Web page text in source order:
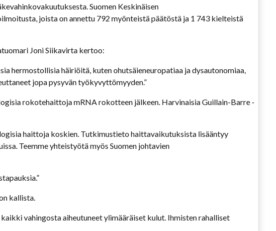
Suomen Keskinäisen
joista on annettu 792 myönteistä päätöstä ja 1 743 kielteistä
Joni Siikavirta kertoo:
hermostollisia häiriöitä, kuten ohutsäieneuropatiaa ja dysautonomiaa,
jopa pysyvän työkyvyttömyyden.”
rokotehaittoja mRNA rokotteen jälkeen. Harvinaisia Guillain-Barre -
haittoja koskien. Tutkimustieto haittavaikutuksista lisääntyy
Teemme yhteistyötä myös Suomen johtavien
kallista.
vahingosta aiheutuneet ylimääräiset kulut. Ihmisten rahalliset